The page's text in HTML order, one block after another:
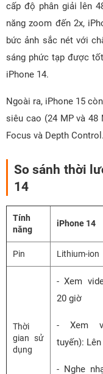
cấp độ phân giải lên
năng zoom đến 2x,
bức ảnh sắc nét với
sáng phức tạp được
iPhone 14.
Ngoài ra, iPhone 15
siêu cao (24 MP và 48
Focus và Depth Control.
So sánh thời
14
Tính
năng
iPhone 14
Pin Lithium-ion
Thời
gian sử
dụng
- Xem
20 giờ
- Xem
tuyến):
- Nghe